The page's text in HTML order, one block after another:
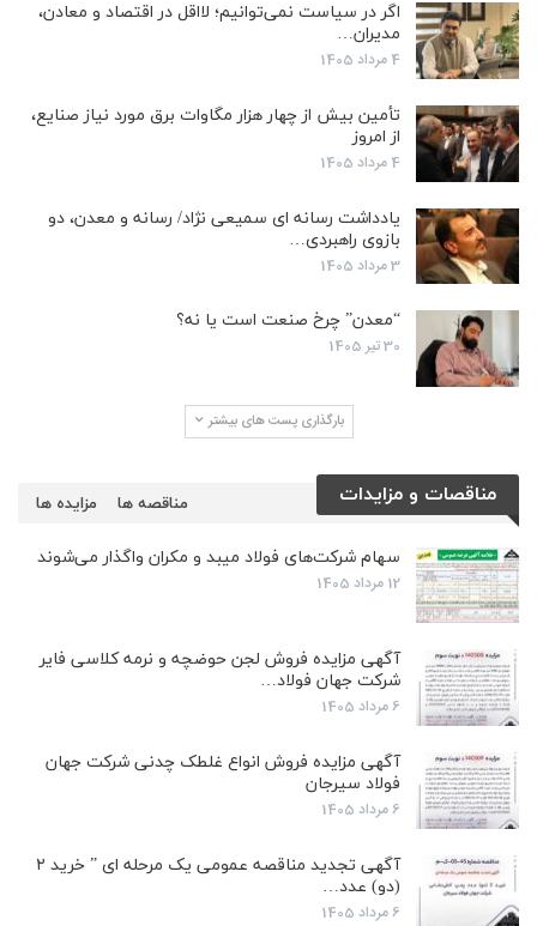
اگر در سیاست نمی‌توانیم؛ لااقل در اقتصاد و معادن،
مدیران…
4 مرداد 1405
تأمین بیش از چهار هزار مگاوات برق مورد نیاز صنایع،
از امروز
4 مرداد 1405
یادداشت رسانه ای سمیعی نژاد/ رسانه و معدن، دو
بازوی راهبردی…
3 مرداد 1405
“معدن” چرخ صنعت است یا نه؟
30 تیر 1405
بارگذاری پست های بیشتر
مناقصات و مزایدات مزایده ها مناقصه ها
سهام شرکت‌های فولاد میبد و مکران واگذار می‌شوند
12 مرداد 1405
آگهی مزایده فروش لجن حوضچه و نرمه کلاسی فایر
شرکت جهان فولاد…
6 مرداد 1405
آگهی مزایده فروش انواع غلطک چدنی شرکت جهان
فولاد سیرجان
6 مرداد 1405
آگهی تجدید مناقصه عمومی یک مرحله ای ” خرید ۲
(دو) عدد…
6 مرداد 1405